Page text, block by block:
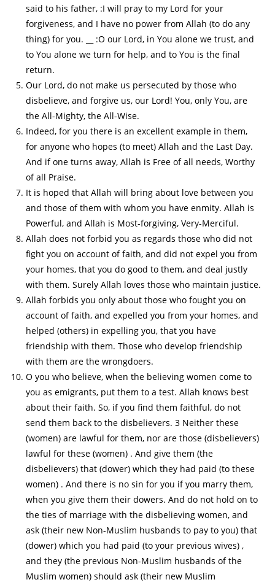
said to his father, :I will pray to my Lord for your
forgiveness, and I have no power from Allah (to do any
thing) for you. __ :O our Lord, in You alone we trust, and
to You alone we turn for help, and to You is the final
return.
Our Lord, do not make us persecuted by those who
disbelieve, and forgive us, our Lord! You, only You, are
the All-Mighty, the All-Wise.
Indeed, for you there is an excellent example in them,
for anyone who hopes (to meet) Allah and the Last Day.
And if one turns away, Allah is Free of all needs, Worthy
of all Praise.
It is hoped that Allah will bring about love between you
and those of them with whom you have enmity. Allah is
Powerful, and Allah is Most-forgiving, Very-Merciful.
Allah does not forbid you as regards those who did not
fight you on account of faith, and did not expel you from
your homes, that you do good to them, and deal justly
with them. Surely Allah loves those who maintain justice.
Allah forbids you only about those who fought you on
account of faith, and expelled you from your homes, and
helped (others) in expelling you, that you have
friendship with them. Those who develop friendship
with them are the wrongdoers.
O you who believe, when the believing women come to
you as emigrants, put them to a test. Allah knows best
about their faith. So, if you find them faithful, do not
send them back to the disbelievers. 3 Neither these
(women) are lawful for them, nor are those (disbelievers)
lawful for these (women) . And give them (the
disbelievers) that (dower) which they had paid (to these
women) . And there is no sin for you if you marry them,
when you give them their dowers. And do not hold on to
the ties of marriage with the disbelieving women, and
ask (their new Non-Muslim husbands to pay to you) that
(dower) which you had paid (to your previous wives) ,
and they (the previous Non-Muslim husbands of the
Muslim women) should ask (their new Muslim